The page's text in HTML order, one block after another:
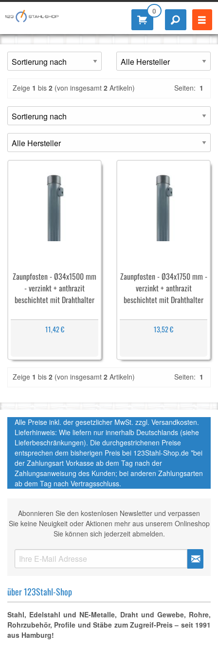
0
Zeige 1 bis 2 (von insgesamt 2 Artikeln) Seiten: 1
Zaunpfosten - Ø34x1500 mm
- verzinkt + anthrazit
beschichtet mit Drahthalter
11,42 €
Zaunpfosten - Ø34x1750 mm -
verzinkt + anthrazit
beschichtet mit Drahthalter
13,52 €
Zeige 1 bis 2 (von insgesamt 2 Artikeln) Seiten: 1
Alle Preise inkl. der gesetzlicher MwSt. zzgl. Versandkosten.
Lieferhinweis: Wie liefern nur innerhalb Deutschlands (siehe
Lieferbeschränkungen). Die durchgestrichenen Preise
entsprechen dem bisherigen Preis bei 123Stahl-Shop.de *bei
der Zahlungsart Vorkasse ab dem Tag nach der
Zahlungsanweisung des Kunden; bei anderen Zahlungsarten
ab dem Tag nach Vertragsschluss.
Abonnieren Sie den kostenlosen Newsletter und verpassen
Sie keine Neuigkeit oder Aktionen mehr aus unserem Onlineshop
Sie können sich jederzeit abmelden.
über 123Stahl-Shop
Stahl, Edelstahl und NE-Metalle, Draht und Gewebe, Rohre,
Rohrzubehör, Profile und Stäbe zum Zugreif-Preis – seit 1991
aus Hamburg!